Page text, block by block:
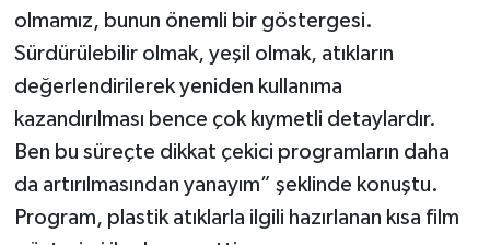
olmamız, bunun önemli bir göstergesi.
Sürdürülebilir olmak, yeşil olmak, atıkların
değerlendirilerek yeniden kullanıma
kazandırılması bence çok kıymetli detaylardır.
Ben bu süreçte dikkat çekici programların daha
da artırılmasından yanayım” şeklinde konuştu.
Program, plastik atıklarla ilgili hazırlanan kısa film